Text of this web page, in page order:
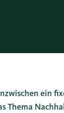
ein
Thema